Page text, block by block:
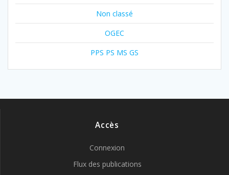
Non classé
OGEC
PPS PS MS GS
Accès
Connexion
Flux des publications